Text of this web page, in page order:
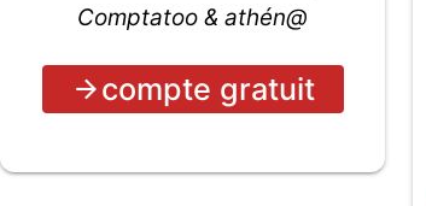
Comptatoo & athén@
compte gratuit